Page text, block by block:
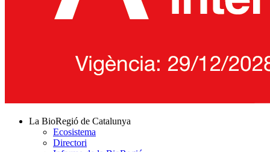
La BioRegió de Catalunya
Ecosistema
Directori